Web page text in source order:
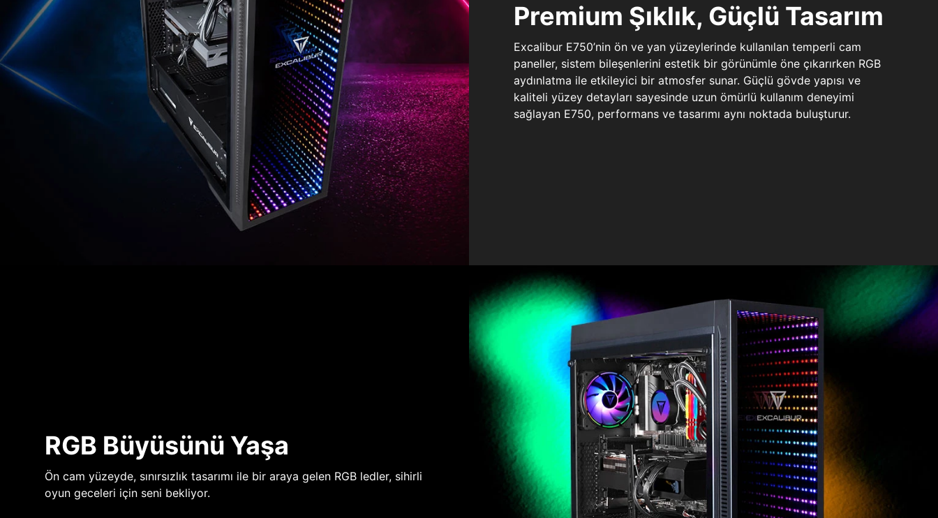
Premium Şıklık, Güçlü Tasarım
Excalibur E750’nin ön ve yan yüzeylerinde kullanılan temperli cam
paneller, sistem bileşenlerini estetik bir görünümle öne çıkarırken RGB
aydınlatma ile etkileyici bir atmosfer sunar. Güçlü gövde yapısı ve
kaliteli yüzey detayları sayesinde uzun ömürlü kullanım deneyimi
sağlayan E750, performans ve tasarımı aynı noktada buluşturur.
RGB Büyüsünü Yaşa
Ön cam yüzeyde, sınırsızlık tasarımı ile bir araya gelen RGB ledler, sihirli
oyun geceleri için seni bekliyor.